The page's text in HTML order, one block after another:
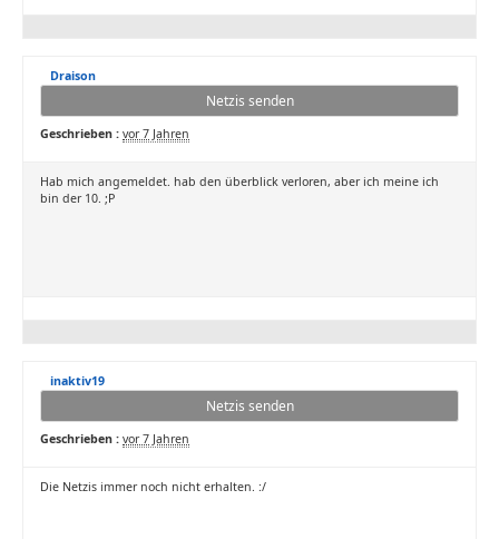
Draison
Netzis senden
Geschrieben : vor 7 Jahren
Hab mich angemeldet. hab den überblick verloren, aber ich meine ich
bin der 10. ;P
inaktiv19
Netzis senden
Geschrieben : vor 7 Jahren
Die Netzis immer noch nicht erhalten. :/